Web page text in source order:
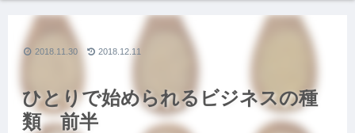
ひとりで始められるビジネスの種
類 前半
2018.12.11
2018.11.30